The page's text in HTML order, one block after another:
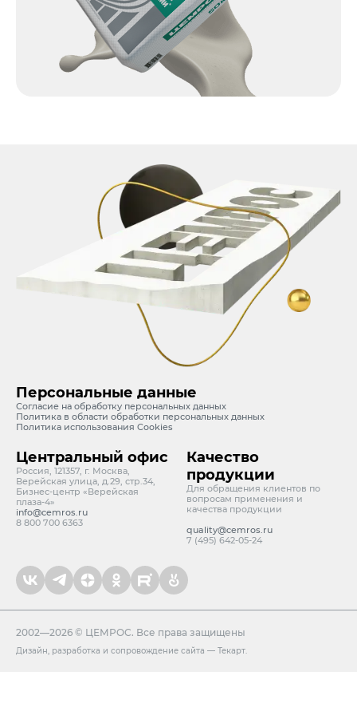
Персональные данные
Согласие на обработку персональных данных
Политика в области обработки персональных данных
Политика использования Cookies
Центральный офис
Россия, 121357, г. Москва,
Верейская улица, д.29, стр.34,
Бизнес-центр «Верейская
плаза-4»
info@cemros.ru
8 800 700 6363
Качество
продукции
Для обращения клиентов по
вопросам применения и
качества продукции
quality@cemros.ru
7 (495) 642-05-24
2002—2026 © ЦЕМРОС. Все права защищены
Дизайн, разработка и сопровождение сайта — Текарт.